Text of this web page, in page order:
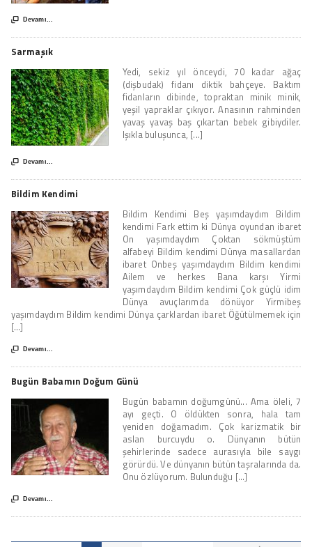
 Devamı...
Sarmaşık
Yedi, sekiz yıl önceydi, 70 kadar ağaç
(dişbudak) fidanı diktik bahçeye. Baktım
fidanların dibinde, topraktan minik minik,
yeşil yapraklar çıkıyor. Anasının rahminden
yavaş yavaş baş çıkartan bebek gibiydiler.
Işıkla buluşunca, [...]
 Devamı...
Bildim Kendimi
Bildim Kendimi Beş yaşımdaydım Bildim
kendimi Fark ettim ki Dünya oyundan ibaret
On yaşımdaydım Çoktan sökmüştüm
alfabeyi Bildim kendimi Dünya masallardan
ibaret Onbeş yaşımdaydım Bildim kendimi
Ailem ve herkes Bana karşı Yirmi
yaşımdaydım Bildim kendimi Çok güçlü idim
Dünya avuçlarımda dönüyor Yirmibeş
yaşımdaydım Bildim kendimi Dünya çarklardan ibaret Öğütülmemek için
[...]
 Devamı...
Bugün Babamın Doğum Günü
Bugün babamın doğumgünü... Ama öleli, 7
ayı geçti. O öldükten sonra, hala tam
yeniden doğamadım. Çok karizmatik bir
aslan burcuydu o. Dünyanın bütün
şehirlerinde sadece aurasıyla bile saygı
görürdü. Ve dünyanın bütün taşralarında da.
Onu özlüyorum. Bulunduğu [...]
 Devamı...